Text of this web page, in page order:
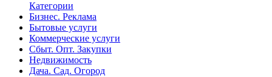
Категории
Бизнес. Реклама
Бытовые услуги
Коммерческие услуги
Сбыт. Опт. Закупки
Недвижимость
Дача. Сад. Огород